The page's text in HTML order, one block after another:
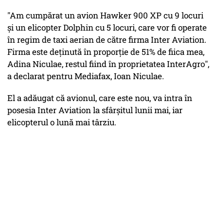
"Am cumpărat un avion Hawker 900 XP cu 9 locuri
şi un elicopter Dolphin cu 5 locuri, care vor fi operate
în regim de taxi aerian de către firma Inter Aviation.
Firma este deţinută în proporţie de 51% de fiica mea,
Adina Niculae, restul fiind în proprietatea InterAgro",
a declarat pentru Mediafax, Ioan Niculae.
El a adăugat că avionul, care este nou, va intra în
posesia Inter Aviation la sfârşitul lunii mai, iar
elicopterul o lună mai târziu.